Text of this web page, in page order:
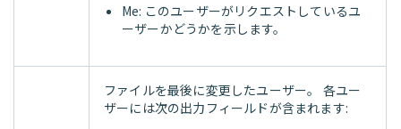
Me: このユーザーがリクエストしているユ
ーザーかどうかを示します。
ファイルを最後に変更したユーザー。 各ユー
ザーには次の出力フィールドが含まれます: